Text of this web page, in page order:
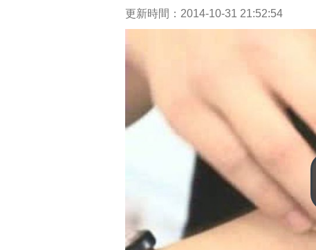
更新時間：2014-10-31 21:52:54